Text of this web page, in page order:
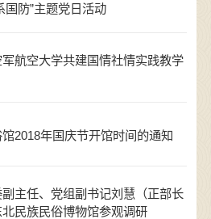
国防”主题党日活动
航空大学共建国情社情实践教学
2018年国庆节开馆时间的通知
副主任、党组副书记刘慧（正部长
民族民俗博物馆参观调研